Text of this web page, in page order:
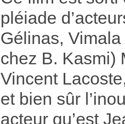
pléiade
Gélinas,
chez B. Kasmi)
Vincent
et bien sûr
acteur qu’est